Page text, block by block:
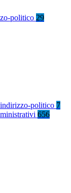
politico 29
politico 7
656